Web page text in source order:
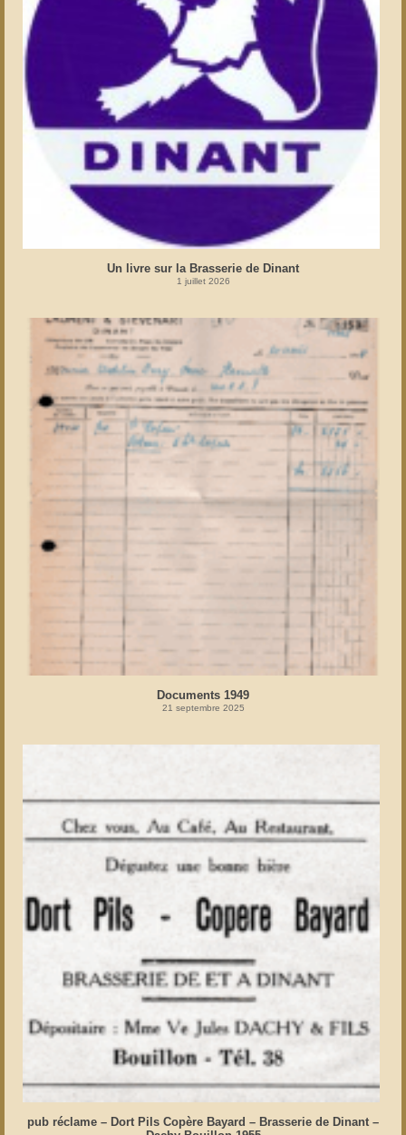
Un livre sur la Brasserie de Dinant
1 juillet 2026
Documents 1949
21 septembre 2025
pub réclame – Dort Pils Copère Bayard – Brasserie de Dinant –